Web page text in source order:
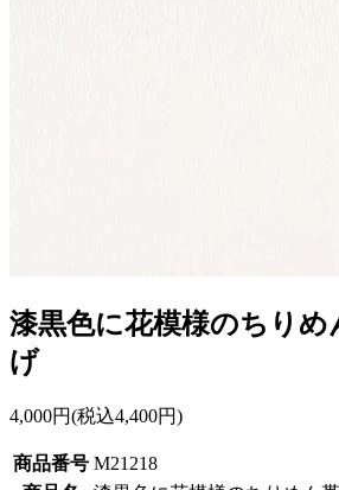
漆黒色に花模様のちりめ
げ
4,000円(税込4,400円)
商品番号 M21218